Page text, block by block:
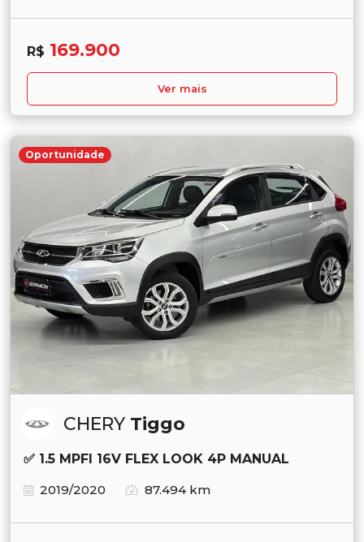
R$ 169.900
Ver mais
Oportunidade
CHERY Tiggo
✅ 1.5 MPFI 16V FLEX LOOK 4P MANUAL
2019/2020
87.494 km